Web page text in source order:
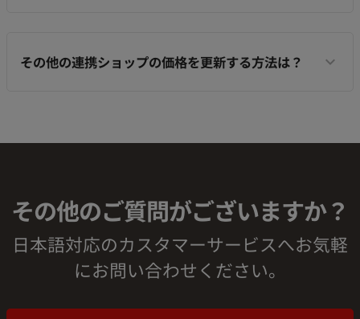
その他の連携ショップの価格を更新する方法は？
その他のご質問がございますか？
日本語対応のカスタマーサービスへお気軽
にお問い合わせください。